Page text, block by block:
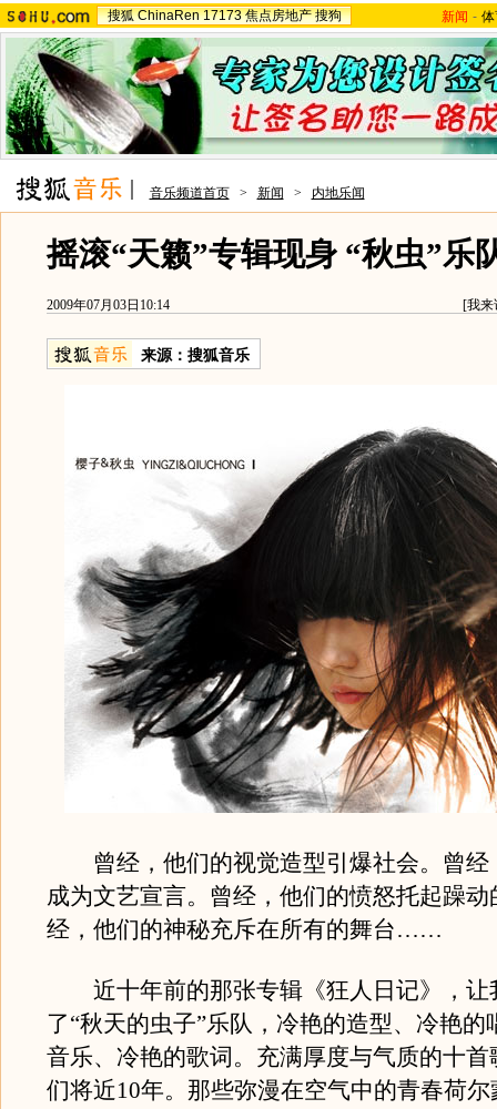
搜狐 ChinaRen 17173 焦点房地产 搜狗 新闻 -
音乐频道首页 > 新闻 > 内地乐闻
摇滚“天籁”专辑现身 “秋虫”乐
2009年07月03日10:14 [我来
来源： 搜狐音乐
曾经，他们的视觉造型引爆社会。曾经
成为文艺宣言。曾经，他们的愤怒托起躁动
经，他们的神秘充斥在所有的舞台……
近十年前的那张专辑《狂人日记》，让
了“秋天的虫子”乐队，冷艳的造型、冷艳的
音乐、冷艳的歌词。充满厚度与气质的十首
们将近10年。那些弥漫在空气中的青春荷尔